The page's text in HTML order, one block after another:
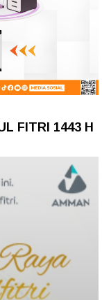
FITRI 1443 H